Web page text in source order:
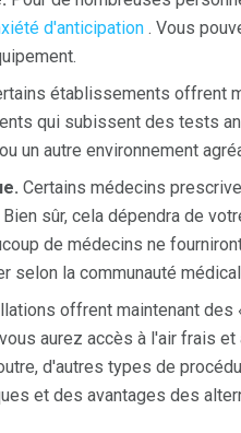
d'anticipation . Vous
établissements offrent
qui subissent des tests
un autre environnement
Certains médecins
sûr, cela dépendra de
de médecins ne
selon la communauté
offrent maintenant des
aurez accès à l'air frais et
d'autres types de
et des avantages des